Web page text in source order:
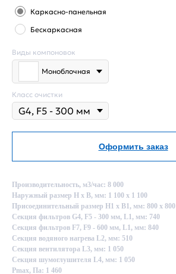
Каркасно-панельная
Бескаркасная
Виды компоновок
Моноблочная
Класс очистки
Оформить заказ
Производительность, м3/час: 8 000
Наружный размер Н х В, мм: 1 100 х 1 100
Присоединительный размер Н1 х В1, мм: 800 х 800
Секция фильтров G4, F5 - 300 мм, L1, мм: 740
Секция фильтров F7, F9 - 600 мм, L1, мм: 840
Секция водяного нагрева L2, мм: 510
Секция вентилятора L3, мм: 1 050
Секция шумоглушителя L4, мм: 1 050
Pmax, Па: 1 460